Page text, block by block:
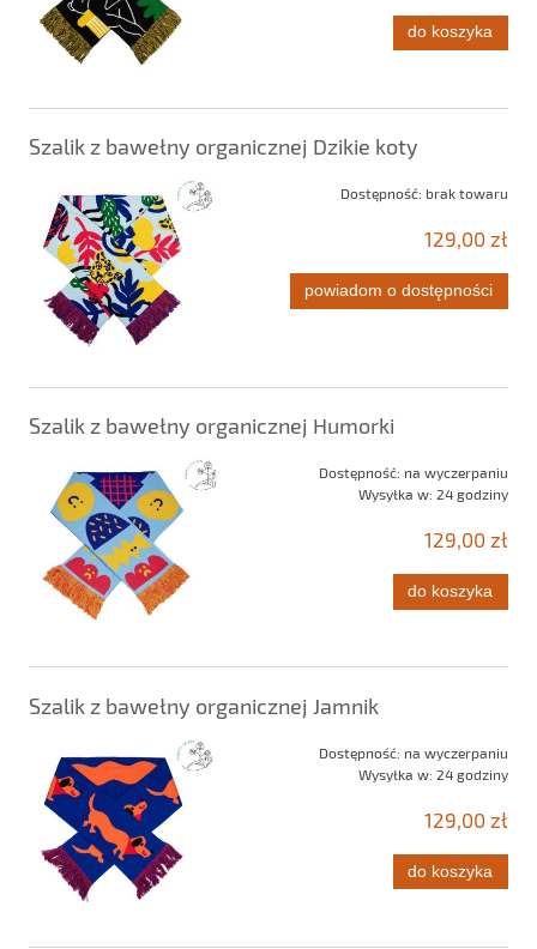
do koszyka
Szalik z bawełny organicznej Dzikie koty
Dostępność: brak towaru
129,00 zł
powiadom o dostępności
Szalik z bawełny organicznej Humorki
Dostępność: na wyczerpaniu
Wysyłka w: 24 godziny
129,00 zł
do koszyka
Szalik z bawełny organicznej Jamnik
Dostępność: na wyczerpaniu
Wysyłka w: 24 godziny
129,00 zł
do koszyka